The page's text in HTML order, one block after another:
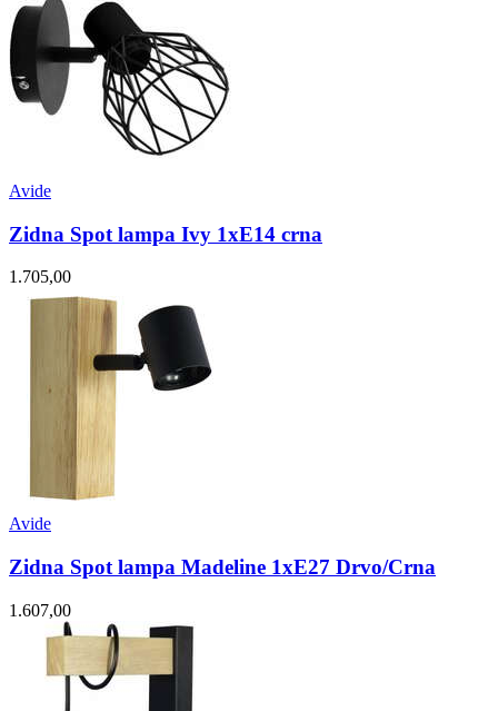
Avide
Zidna Spot lampa Ivy 1xE14 crna
1.705,00
Avide
Zidna Spot lampa Madeline 1xE27 Drvo/Crna
1.607,00